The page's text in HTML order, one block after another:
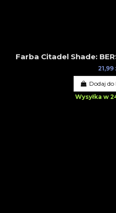
Farba Citadel Shade:
21,99
Dodaj do
Wysyłka w